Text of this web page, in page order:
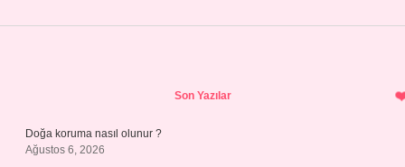
Son Yazılar
Doğa koruma nasıl olunur ?
Ağustos 6, 2026